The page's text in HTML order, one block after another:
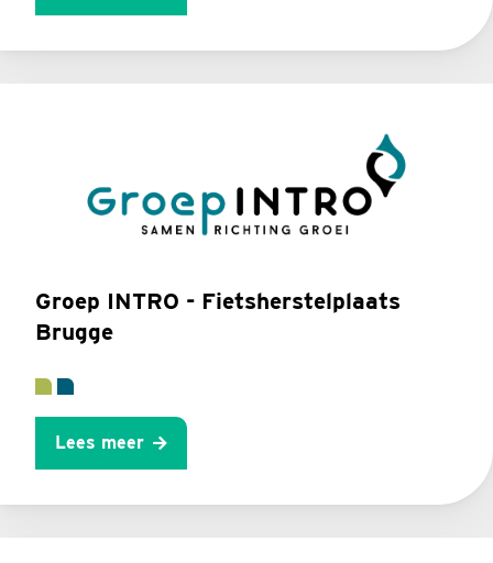
Groep INTRO - Fietsherstelplaats
Brugge
Lees meer